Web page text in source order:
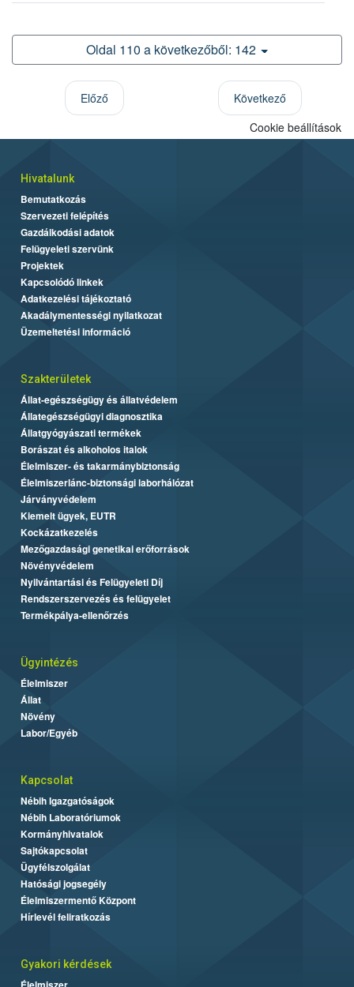
Oldal 110 a következőből: 142
Előző
Következő
Cookie beállítások
Hivatalunk
Bemutatkozás
Szervezeti felépítés
Gazdálkodási adatok
Felügyeleti szervünk
Projektek
Kapcsolódó linkek
Adatkezelési tájékoztató
Akadálymentességi nyilatkozat
Üzemeltetési információ
Szakterületek
Állat-egészségügy és állatvédelem
Állategészségügyi diagnosztika
Állatgyógyászati termékek
Borászat és alkoholos italok
Élelmiszer- és takarmánybiztonság
Élelmiszerlánc-biztonsági laborhálózat
Járványvédelem
Kiemelt ügyek, EUTR
Kockázatkezelés
Mezőgazdasági genetikai erőforrások
Növényvédelem
Nyilvántartási és Felügyeleti Díj
Rendszerszervezés és felügyelet
Termékpálya-ellenőrzés
Ügyintézés
Élelmiszer
Állat
Növény
Labor/Egyéb
Kapcsolat
Nébih Igazgatóságok
Nébih Laboratóriumok
Kormányhivatalok
Sajtókapcsolat
Ügyfélszolgálat
Hatósági jogsegély
Élelmiszermentő Központ
Hírlevél feliratkozás
Gyakori kérdések